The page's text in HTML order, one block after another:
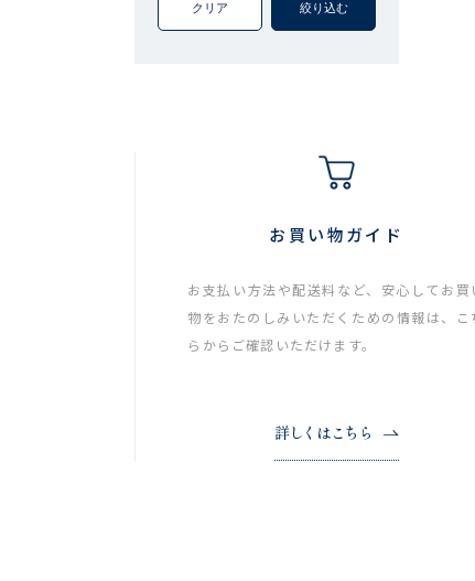
クリア 絞り込む
お買い物ガイド
お支払い方法や配送料など、安心してお買
物をおたのしみいただくための情報は、こ
らからご確認いただけます。
詳しくはこちら